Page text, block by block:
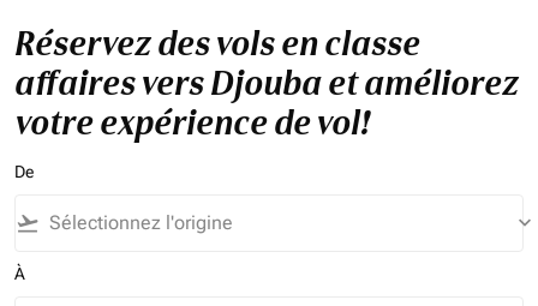
Réservez des vols en classe
affaires vers Djouba et améliorez
votre expérience de vol!
De
flight_takeoff keyboard_arrow_down
À